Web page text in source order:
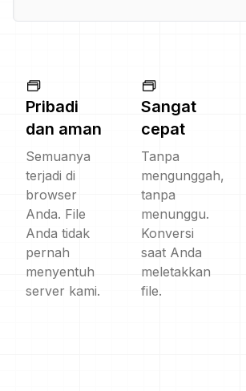
Pribadi
dan aman
Semuanya
terjadi di
browser
Anda. File
Anda tidak
pernah
menyentuh
server kami.
Sangat
cepat
Tanpa
mengunggah,
tanpa
menunggu.
Konversi
saat Anda
meletakkan
file.